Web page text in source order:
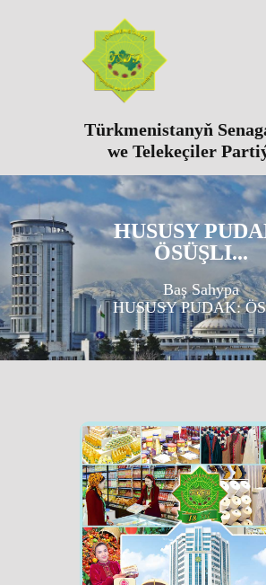
Türkmenistanyň
we Telekeçiler
HUSUSY
ÖSÜŞLI...
Baş Sahypa
HUSUSY PUDAK: